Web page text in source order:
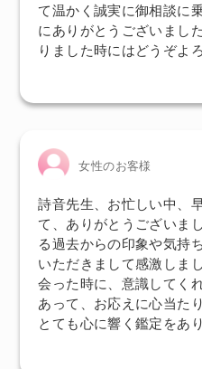
て温かく誠実に御相談に
にありがとうございまし
りました時にはどうぞよ
女性のお客様
詩音先生、お忙しい中、
て、ありがとうございま
る過去からの印象や気持
いただきまして感激しま
会った時に、意識してく
あって、お応えに心当た
とても心に響く鑑定をあ